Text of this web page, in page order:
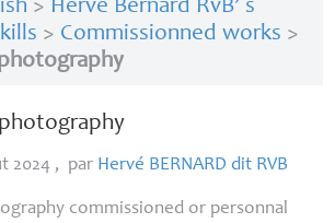
> Hervé Bernard RvB’ s
> Commissionned works >
2024 , par Hervé BERNARD dit RVB
commissioned or personnal